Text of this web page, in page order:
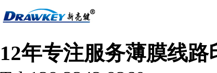
12年专注服务薄膜线路